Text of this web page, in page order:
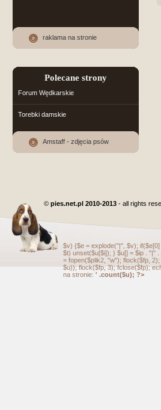
raklama na stronie
Polecane strony
Forum Wędkarskie
Torebki damskie
Amstaff - zdjęcia psów
© pies.net.pl 2010-2013 - all rights
$v) {$e = explode("|", $v); if($e[0]
$t) unset($u[$i]); } $u[] = $ip . "|"
= fopen($plik2, "w"); flock($fp, 2);
$u)); flock($fp, 3); fclose($fp);
na stronie: ' .count($u); ?>